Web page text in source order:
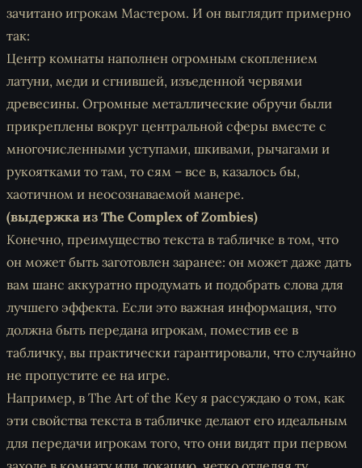
зачитано игрокам Мастером. И он выглядит примерно
так:
Центр комнаты наполнен огромным скоплением
латуни, меди и сгнившей, изъеденной червями
древесины. Огромные металлические обручи были
прикреплены вокруг центральной сферы вместе с
многочисленными уступами, шкивами, рычагами и
рукоятками то там, то сям – все в, казалось бы,
хаотичном и неосознаваемой манере.
(выдержка из The Complex of Zombies)
Конечно, преимущество текста в табличке в том, что
он может быть заготовлен заранее: он может даже дать
вам шанс аккуратно продумать и подобрать слова для
лучшего эффекта. Если это важная информация, что
должна быть передана игрокам, поместив ее в
табличку, вы практически гарантировали, что случайно
не пропустите ее на игре.
Например, в The Art of the Key я рассуждаю о том, как
эти свойства текста в табличке делают его идеальным
для передачи игрокам того, что они видят при первом